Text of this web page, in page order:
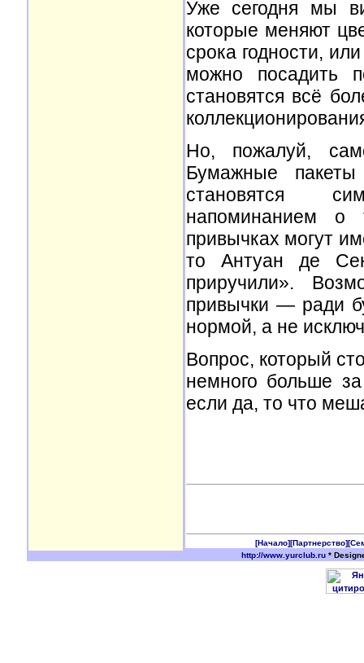
Уже сегодня мы
которые меняют
срока годности,
можно посадить
становятся всё
Но, пожалуй,
Бумажные
становятся
напоминанием
привычках могут
то Антуан де
приручили».
привычки — ради
нормой, а не
Вопрос, который
немного больше
если да, то что
[Начало][Партнерство]
http://www.yurclub.ru*